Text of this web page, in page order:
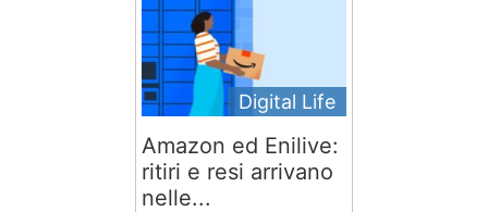
Digital Life
Amazon ed Enilive:
ritiri e resi arrivano
nelle...